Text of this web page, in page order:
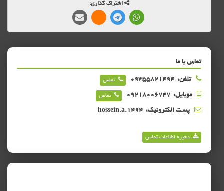
اشتراک گذاری:
تماس با ما
تلفن: تماس
موبایل: تماس
پست الکترونیک:
ذخیره اطلاعات تماس